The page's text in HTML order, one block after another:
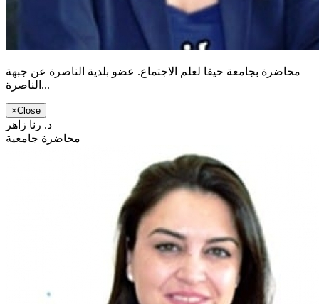
محاضرة بجامعة حيفا لعلم الاجتماع. عضو بلدية الناصرة عن جبهة
الناصرة...
×Close
د. رنا زاهر
محاضرة جامعية